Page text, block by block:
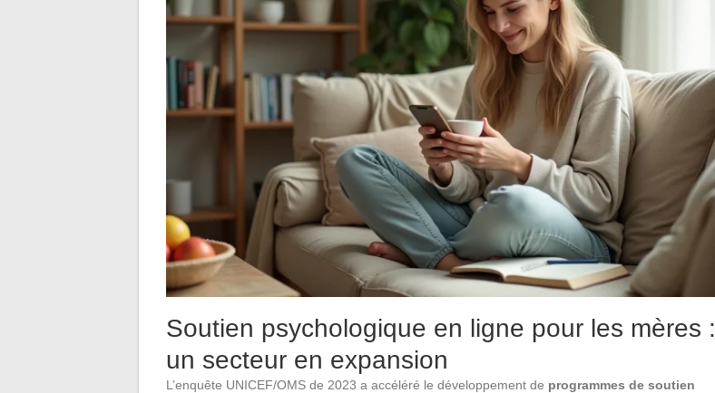
Soutien psychologique en ligne pour les mères :
un secteur en expansion
L’enquête UNICEF/OMS de 2023 a accéléré le développement de programmes de soutien